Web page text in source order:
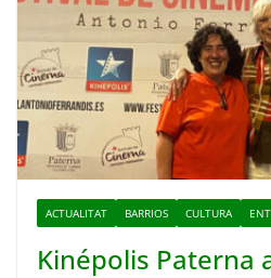
ACTUALITAT BARRIOS CULTURA
Kinépolis Paterna